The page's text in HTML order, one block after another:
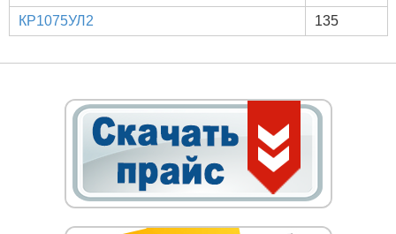
КР1075УЛ2
135